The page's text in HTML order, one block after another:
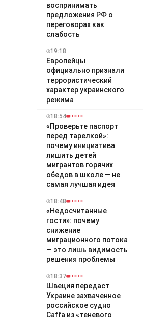
воспринимать
предложения РФ о
переговорах как
слабость
19:18
Европейцы
официально признали
террористический
характер украинского
режима
18:54 НОВОЕ
«Проверьте паспорт
перед тарелкой»:
почему инициатива
лишить детей
мигрантов горячих
обедов в школе — не
самая лучшая идея
18:48 НОВОЕ
«Недосчитанные
гости»: почему
снижение
миграционного потока
— это лишь видимость
решения проблемы
18:37 НОВОЕ
Швеция передаст
Украине захваченное
российское судно
Caffa из «теневого